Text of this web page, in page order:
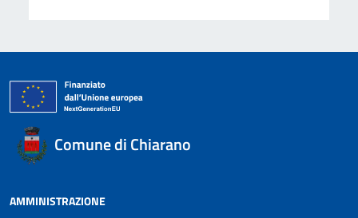
Comune di Chiarano
AMMINISTRAZIONE